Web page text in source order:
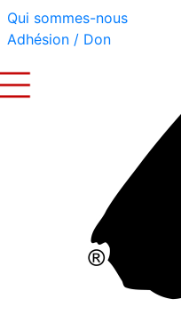
Qui sommes-nous
Adhésion / Don